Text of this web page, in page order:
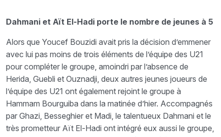
Dahmani et Aït El-Hadi porte le nombre de jeunes à 5
Alors que Youcef Bouzidi avait pris la décision d’emmener
avec lui pas moins de trois éléments de l’équipe des U21
pour compléter le groupe, amoindri par l’absence de
Herida, Guebli et Ouznadji, deux autres jeunes joueurs de
l’équipe des U21 ont également rejoint le groupe à
Hammam Bourguiba dans la matinée d’hier. Accompagnés
par Ghazi, Besseghier et Madi, le talentueux Dahmani et le
très prometteur Aït El-Hadi ont intégré eux aussi le groupe,